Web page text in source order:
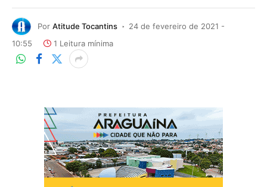
Por Atitude Tocantins
24 de fevereiro de 2021 -
10:55
1 Leitura mínima